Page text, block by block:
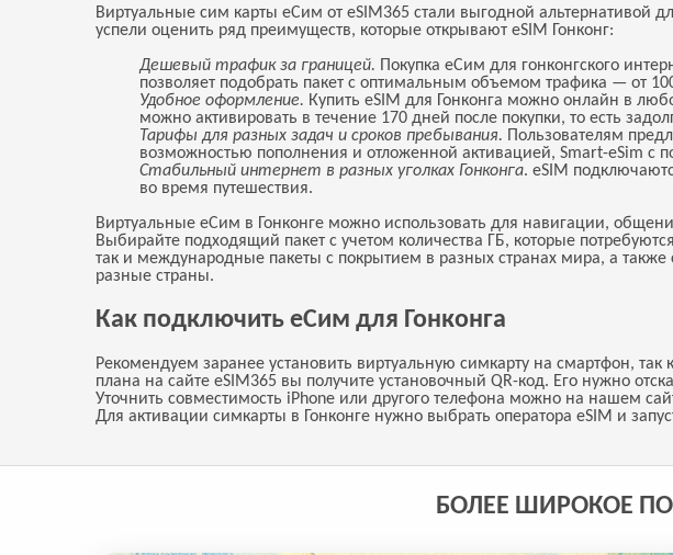
Виртуальные сим карты еСим от eSIM365 стали выгодной альтернативой
успели оценить ряд преимуществ, которые открывают eSIM Гонконг:
Дешевый трафик за границей.
Покупка еСим для гонконгского
позволяет подобрать пакет с оптимальным объемом трафика — от
Удобное оформление. Купить eSIM для Гонконга можно онлайн в
можно активировать в течение 170 дней после покупки, то есть
Тарифы для разных задач и сроков пребывания.
Пользователям
возможностью пополнения и отложенной активацией, Smart-eSim с
Стабильный интернет в разных уголках Гонконга. eSIM
во время путешествия.
Виртуальные еСим в Гонконге можно использовать для навигации,
Выбирайте подходящий пакет с учетом количества ГБ, которые
так и международные пакеты с покрытием в разных странах мира, а
разные страны.
Как подключить еСим для Гонконга
Рекомендуем заранее установить виртуальную симкарту на смартфон,
плана на сайте eSIM365 вы получите установочный QR-код. Его нужно
Уточнить совместимость iPhone или другого телефона можно на нашем
Для активации симкарты в Гонконге нужно выбрать оператора eSIM и
БОЛЕЕ ШИРОКОЕ